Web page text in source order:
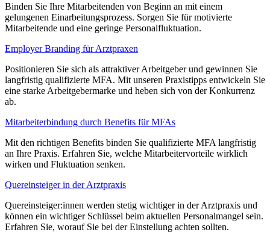
Binden Sie Ihre Mitarbeitenden von Beginn an mit einem
gelungenen Einarbeitungsprozess. Sorgen Sie für motivierte
Mitarbeitende und eine geringe Personalfluktuation.
Employer Branding für Arztpraxen
Positionieren Sie sich als attraktiver Arbeitgeber und gewinnen Sie
langfristig qualifizierte MFA. Mit unseren Praxistipps entwickeln Sie
eine starke Arbeitgebermarke und heben sich von der Konkurrenz
ab.
Mitarbeiterbindung durch Benefits für MFAs
Mit den richtigen Benefits binden Sie qualifizierte MFA langfristig
an Ihre Praxis. Erfahren Sie, welche Mitarbeitervorteile wirklich
wirken und Fluktuation senken.
Quereinsteiger in der Arztpraxis
Quereinsteiger:innen werden stetig wichtiger in der Arztpraxis und
können ein wichtiger Schlüssel beim aktuellen Personalmangel sein.
Erfahren Sie, worauf Sie bei der Einstellung achten sollten.